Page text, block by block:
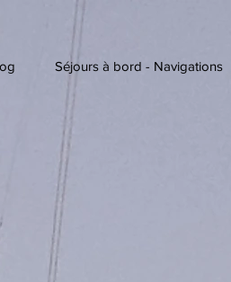
Séjours à bord - Navigations